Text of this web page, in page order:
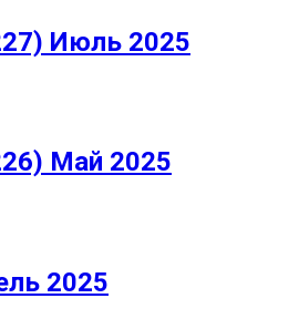
Июль 2025
Май 2025
2025